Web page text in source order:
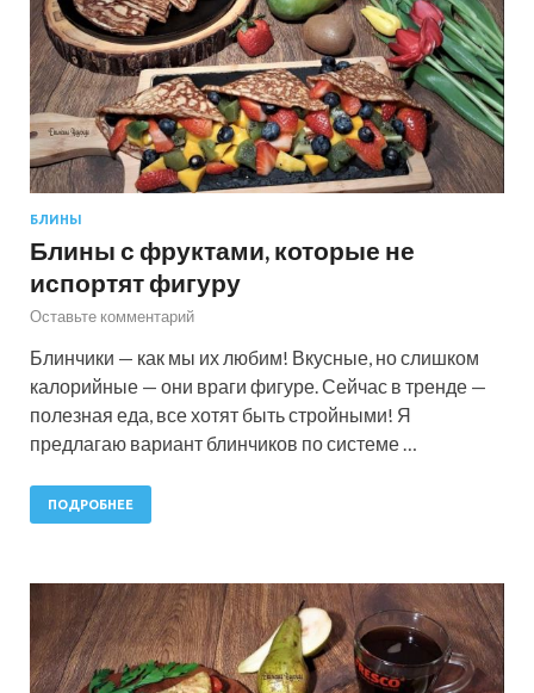
БЛИНЫ
Блины с фруктами, которые не
испортят фигуру
Оставьте комментарий
Блинчики — как мы их любим! Вкусные, но слишком
калорийные — они враги фигуре. Сейчас в тренде —
полезная еда, все хотят быть стройными! Я
предлагаю вариант блинчиков по системе …
ПОДРОБНЕЕ